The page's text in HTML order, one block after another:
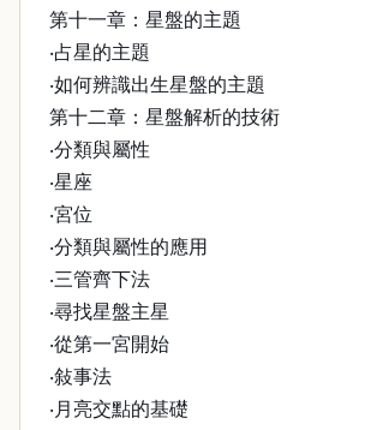
第十一章：星盤的主題
‧占星的主題
‧如何辨識出生星盤的主題
第十二章：星盤解析的技術
‧分類與屬性
‧星座
‧宮位
‧分類與屬性的應用
‧三管齊下法
‧尋找星盤主星
‧從第一宮開始
‧敍事法
‧月亮交點的基礎